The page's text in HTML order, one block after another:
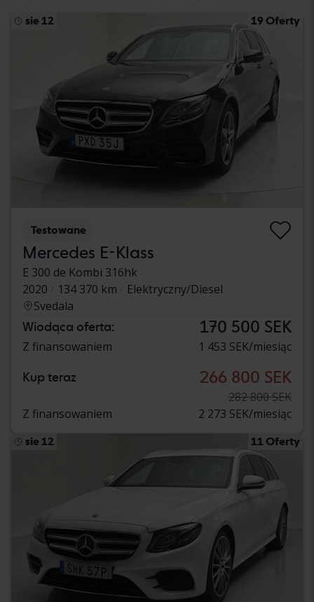
sie 12 19 Oferty
Testowane
Mercedes E-Klass
E 300 de Kombi 316hk
2020
134 370 km
Elektryczny/Diesel
Svedala
Wiodąca oferta: 170 500 SEK
Z finansowaniem 1 453 SEK/miesiąc
Kup teraz 266 800 SEK
282 800 SEK
Z finansowaniem
2 273 SEK/miesiąc
sie 12 11 Oferty